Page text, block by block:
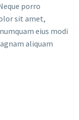
porro
sit amet,
eius modi
aliquam